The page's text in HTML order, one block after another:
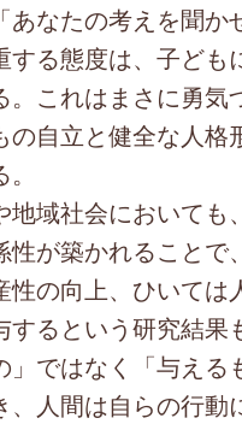
あなたの考えを聞か
する態度は、子ども
。これはまさに勇気
の自立と健全な人格
地域社会においても
性が築かれることで
性の向上、ひいては
るという研究結果
」ではなく「与える
、人間は自らの行動